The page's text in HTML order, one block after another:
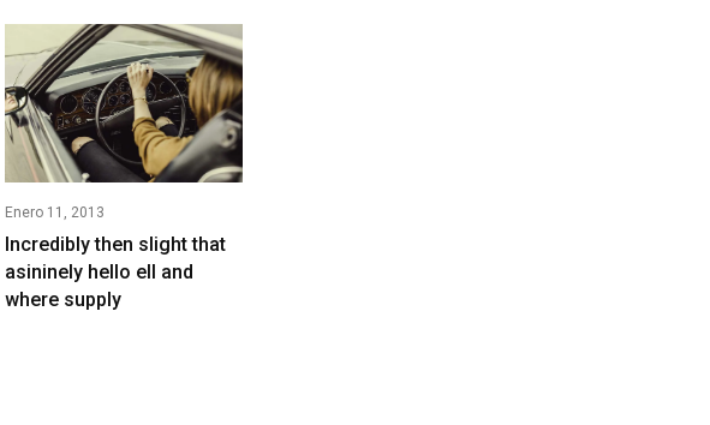
Enero 11, 2013
Incredibly then slight that
asininely hello ell and
where supply